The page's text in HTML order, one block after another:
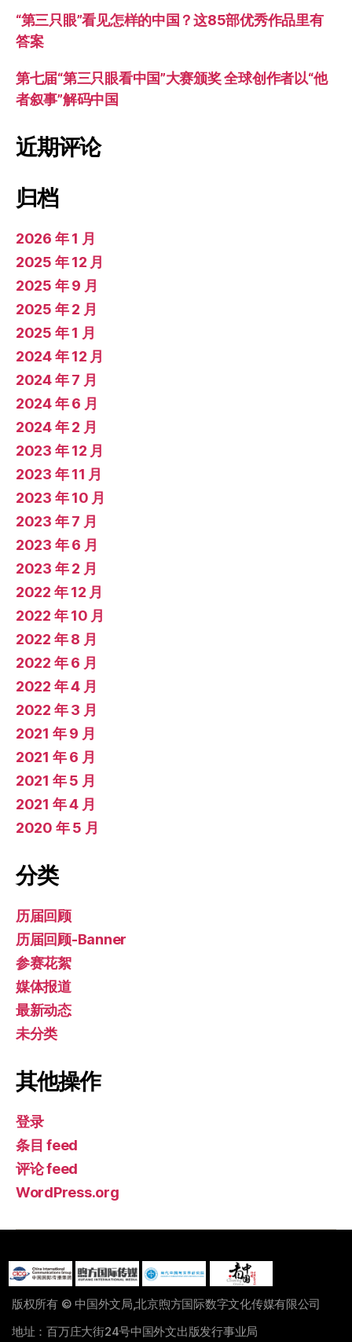
“第三只眼”看见怎样的中国？这85部优秀作品里有
答案
第七届“第三只眼看中国”大赛颁奖 全球创作者以“他
者叙事”解码中国
近期评论
归档
2026 年 1 月
2025 年 12 月
2025 年 9 月
2025 年 2 月
2025 年 1 月
2024 年 12 月
2024 年 7 月
2024 年 6 月
2024 年 2 月
2023 年 12 月
2023 年 11 月
2023 年 10 月
2023 年 7 月
2023 年 6 月
2023 年 2 月
2022 年 12 月
2022 年 10 月
2022 年 8 月
2022 年 6 月
2022 年 4 月
2022 年 3 月
2021 年 9 月
2021 年 6 月
2021 年 5 月
2021 年 4 月
2020 年 5 月
分类
历届回顾
历届回顾-Banner
参赛花絮
媒体报道
最新动态
未分类
其他操作
登录
条目 feed
评论 feed
WordPress.org
版权所有 © 中国外文局,北京煦方国际数字文化传媒有限公司
地址：百万庄大街24号中国外文出版发行事业局